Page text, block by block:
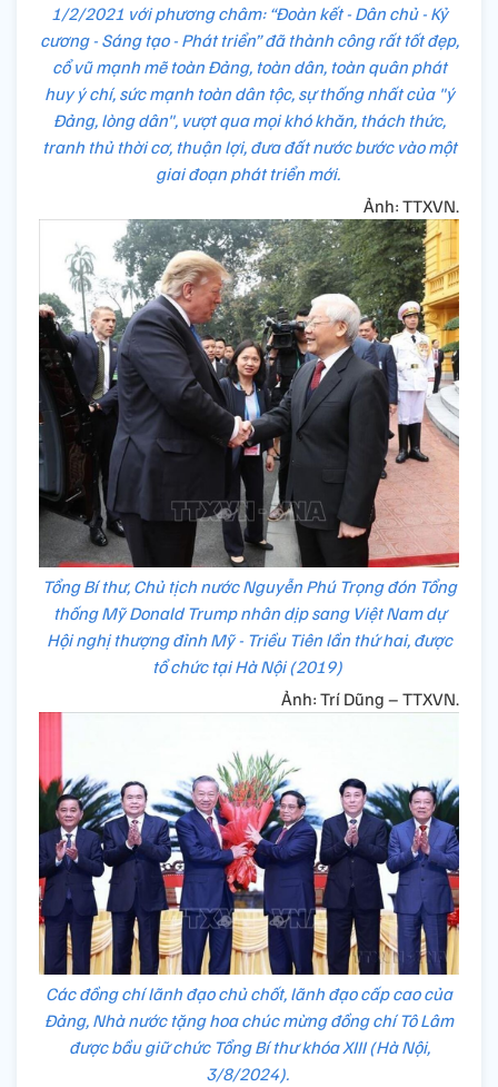
1/2/2021 với phương châm: “Đoàn kết - Dân chủ - Kỷ
cương - Sáng tạo - Phát triển” đã thành công rất tốt đẹp,
cổ vũ mạnh mẽ toàn Đảng, toàn dân, toàn quân phát
huy ý chí, sức mạnh toàn dân tộc, sự thống nhất của "ý
Đảng, lòng dân", vượt qua mọi khó khăn, thách thức,
tranh thủ thời cơ, thuận lợi, đưa đất nước bước vào một
giai đoạn phát triển mới.
Ảnh: TTXVN.
Tổng Bí thư, Chủ tịch nước Nguyễn Phú Trọng đón Tổng
thống Mỹ Donald Trump nhân dịp sang Việt Nam dự
Hội nghị thượng đỉnh Mỹ - Triều Tiên lần thứ hai, được
tổ chức tại Hà Nội (2019)
Ảnh: Trí Dũng – TTXVN.
Các đồng chí lãnh đạo chủ chốt, lãnh đạo cấp cao của
Đảng, Nhà nước tặng hoa chúc mừng đồng chí Tô Lâm
được bầu giữ chức Tổng Bí thư khóa XIII (Hà Nội,
3/8/2024).